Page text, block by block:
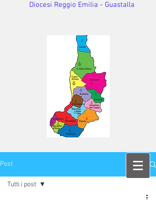
Diocesi Reggio Emilia - Guastalla
Post
Tutti i post